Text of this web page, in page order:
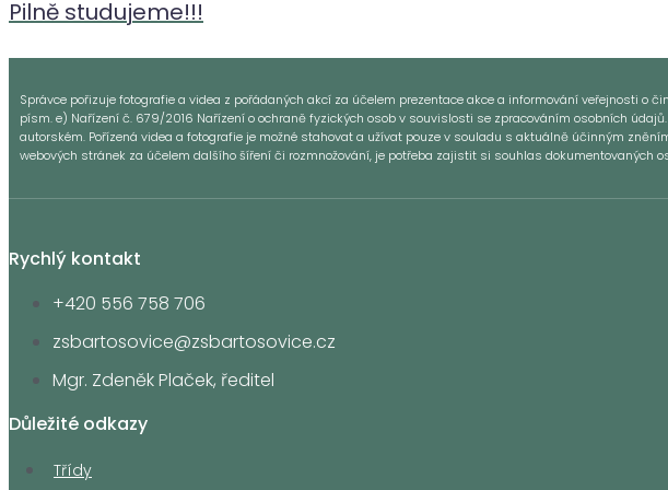
Pilně studujeme!!!
Správce pořizuje fotografie a videa z pořádaných akcí za účelem prezentace akce a informování veřejnosti o
písm. e) Nařízení č. 679/2016 Nařízení o ochraně fyzických osob v souvislosti se zpracováním osobních
autorském. Pořízená videa a fotografie je možné stahovat a užívat pouze v souladu s aktuálně účinným
webových stránek za účelem dalšího šíření či rozmnožování, je potřeba zajistit si souhlas
Rychlý kontakt
+420 556 758 706
zsbartosovice@zsbartosovice.cz
Mgr. Zdeněk Plaček, ředitel
Důležité odkazy
Třídy